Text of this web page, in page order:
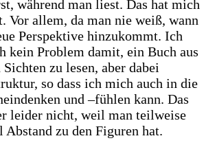
während man liest. Das hat mich
allem, da man nie weiß, wann
Perspektive hinzukommt. Ich
kein Problem damit, ein Buch aus
zu lesen, aber dabei
so dass ich mich auch in die
und –fühlen kann. Das
leider nicht, weil man teilweise
zu den Figuren hat.